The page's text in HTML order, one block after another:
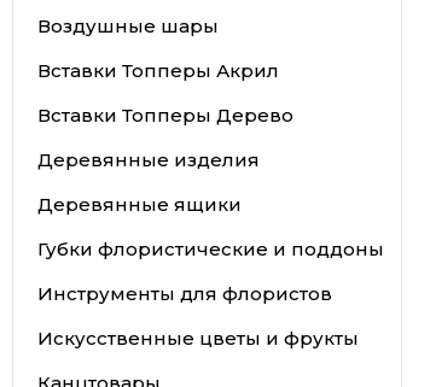
Воздушные шары
Вставки Топперы Акрил
Вставки Топперы Дерево
Деревянные изделия
Деревянные ящики
Губки флористические и поддоны
Инструменты для флористов
Искусственные цветы и фрукты
Канцтовары